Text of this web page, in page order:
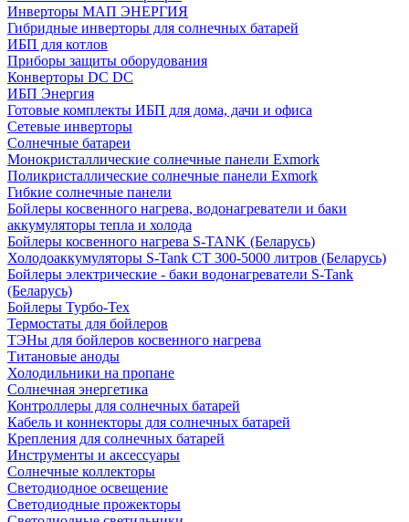
Инверторы МАП ЭНЕРГИЯ
Гибридные инверторы для солнечных батарей
ИБП для котлов
Приборы защиты оборудования
Конверторы DC DC
ИБП Энергия
Готовые комплекты ИБП для дома, дачи и офиса
Сетевые инверторы
Солнечные батареи
Монокристаллические солнечные панели Exmork
Поликристаллические солнечные панели Exmork
Гибкие солнечные панели
Бойлеры косвенного нагрева, водонагреватели и баки
аккумуляторы тепла и холода
Бойлеры косвенного нагрева S-TANK (Беларусь)
Холодоаккумуляторы S-Tank СТ 300-5000 литров (Беларусь)
Бойлеры электрические - баки водонагреватели S-Tank
(Беларусь)
Бойлеры Турбо-Тех
Термостаты для бойлеров
ТЭНы для бойлеров косвенного нагрева
Титановые аноды
Холодильники на пропане
Солнечная энергетика
Контроллеры для солнечных батарей
Кабель и коннекторы для солнечных батарей
Крепления для солнечных батарей
Инструменты и аксессуары
Солнечные коллекторы
Светодиодное освещение
Светодиодные прожекторы